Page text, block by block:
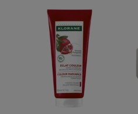
Μαλακτική
κρέμα
με
Ρόδι